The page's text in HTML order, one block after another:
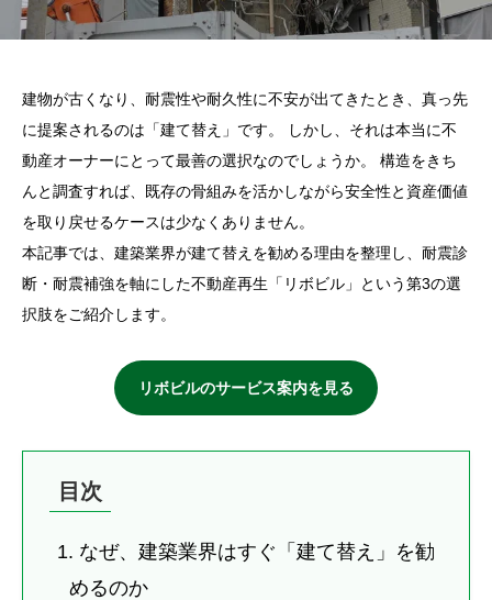
建物が古くなり、耐震性や耐久性に不安が出てきたとき、真っ先
に提案されるのは「建て替え」です。 しかし、それは本当に不
動産オーナーにとって最善の選択なのでしょうか。 構造をきち
んと調査すれば、既存の骨組みを活かしながら安全性と資産価値
を取り戻せるケースは少なくありません。
本記事では、建築業界が建て替えを勧める理由を整理し、耐震診
断・耐震補強を軸にした不動産再生「リボビル」という第3の選
択肢をご紹介します。
リボビルのサービス案内を見る
目次
1. なぜ、建築業界はすぐ「建て替え」を勧
めるのか